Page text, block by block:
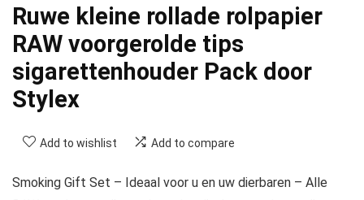
Ruwe kleine rollade rolpapier
RAW voorgerolde tips
sigarettenhouder Pack door
Stylex
Add to wishlist Add to compare
Smoking Gift Set – Ideaal voor u en uw dierbaren – Alle